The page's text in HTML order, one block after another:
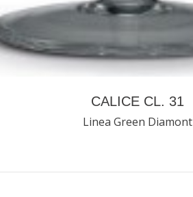
CALICE CL. 31
Linea Green Diamont